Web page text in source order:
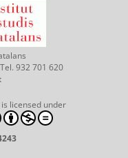
932 701 620
is licensed under